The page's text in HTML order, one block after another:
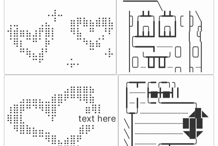
⠀⠀⠀⠀⠀⠀⢀⣰⣀⠀⠀⠀⠀⠀⠀⠀⠀
⢀⣀⠀⠀⠀⢀⣄⠘⠀⠀⣶⡿⣷⣦⣾⣿⣧
⢺⣾⣶⣦⣰⡟⣿⡇⠀⠀⠻⣧⠀⠛⠀⡘⠏
⠈⢿⡆⠉⠛⠁⡷⠁⠀⠀⠀⠉⠳⣦⣮⠁⠀
⠀⠀⠛⢷⣄⣼⠃⠀⠀⠀⠀⠀⠀⠉⠀⠠⡧
⠀⠀⠀⠀⠉⠋⠀⠀⠀⠠⡥⠄⠀⠀⠀⠀⠀
▔▔▔▔▔╲
▕╮╭┻┻╮╭┻┻╮╭▕╮╲
▕╯┃╭╮┃┃╭╮┃╰▕╯╭▏
▕╭┻┻┻┛┗┻┻┛  ▕  ╰▏
▕╰━━━┓┈┈┈╭╮▕╭╮▏
▕╭╮╰┳┳┳┳╯╰╯▕╰╯▏
▕╰╯┈┗┛┗┛┈╭╮▕╮┈▏
⠀⠀⠀⠀⠀⠀⠀⠀⠀⣠⣶⣶⣶⣦⠀⠀
⠀⠀⣠⣤⣤⣄⣀⣾⣿⠟⠛⠻⢿⣷⠀
⢰⣿⡿⠛⠙⠻⣿⣿⠁⠀⠀ ⠀⣶⢿⡇
⢿⣿⣇⠀⠀⠀⠈⠏⠀⠀⠀ text here
⠀⠻⣿⣷⣦⣤⣀⠀⠀⠀ ⠀⣾⡿⠃⠀
⠀⠀⠀⠀⠉⠉⠻⣿⣄⣴⣿⠟⠀⠀⠀
╭━┳━╭━╭━╮╮
┃┈┈┈┣▅╋▅┫┃
┃┈┃┈╰━╰━━━━━━╮
╰┳╯┈┈┈┈┈┈┈┈┈◢▉◣
╲┃┈┈┈┈┈┈┈┈┈▉▉▉
╲┃┈┈┈┈┈┈┈┈┈◥▉◤
╲┃┈┈┈┈╭━┳━━━━╯